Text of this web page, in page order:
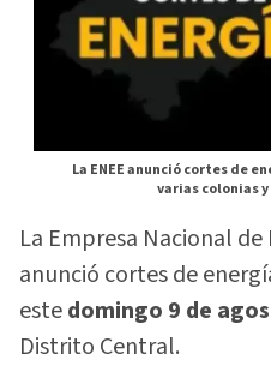
La ENEE anunció cortes de
varias colonias
La Empresa Nacional
anunció cortes de
estedomingo 9 de
Distrito Central.